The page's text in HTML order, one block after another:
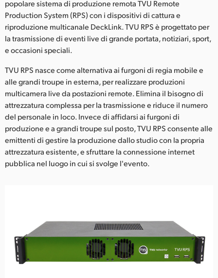
Japan
Korea
Mexico
Netherlands
New Zealand
Norway
Poland
South Africa
Sweden
popolare sistema di produzione remota TVU Remote
Production System (RPS) con i dispositivi di cattura e
riproduzione multicanale DeckLink. TVU RPS è progettato per
la trasmissione di eventi live di grande portata, notiziari, sport,
e occasioni speciali.
TVU RPS nasce come alternativa ai furgoni di regia mobile e
alle grandi troupe in esterna, per realizzare produzioni
multicamera live da postazioni remote. Elimina il bisogno di
attrezzatura complessa per la trasmissione e riduce il numero
del personale in loco. Invece di affidarsi ai furgoni di
produzione e a grandi troupe sul posto, TVU RPS consente alle
emittenti di gestire la produzione dallo studio con la propria
attrezzatura esistente, e sfruttare la connessione internet
pubblica nel luogo in cui si svolge l'evento.